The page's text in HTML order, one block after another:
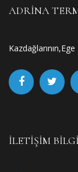
ADRINA
İLETIŞIM